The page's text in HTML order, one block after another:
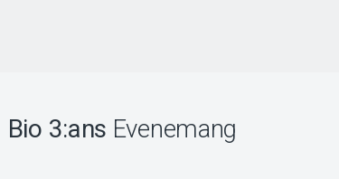
Bio 3:ans Evenemang